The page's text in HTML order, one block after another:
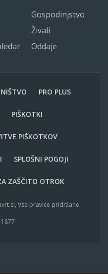
Gospodinjstvo
Živali
Oddaje
PRO PLUS
PIŠKOTKI
PIŠKOTKOV
SPLOŠNI POGOJI
ZAŠČITO OTROK
Vse pravice pridržane